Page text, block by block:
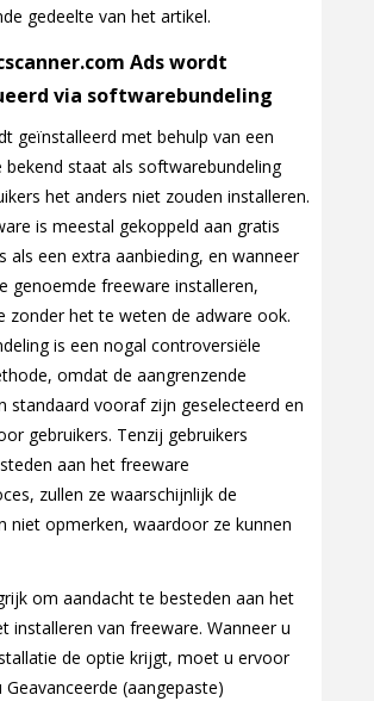
gedeelte van het artikel.
Ads wordt
via softwarebundeling
geïnstalleerd met behulp van een
bekend staat als softwarebundeling
het anders niet zouden installeren.
is meestal gekoppeld aan gratis
als een extra aanbieding, en wanneer
genoemde freeware installeren,
zonder het te weten de adware ook.
is een nogal controversiële
omdat de aangrenzende
standaard vooraf zijn geselecteerd en
gebruikers. Tenzij gebruikers
aan het freeware
zullen ze waarschijnlijk de
niet opmerken, waardoor ze kunnen
om aandacht te besteden aan het
installeren van freeware. Wanneer u
de optie krijgt, moet u ervoor
(aangepaste)